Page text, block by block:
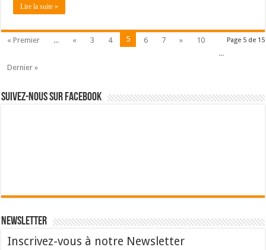
Lire la suite »
Page 5 de 15
« Premier ... « 3 4 5 6 7 »
10
...
Dernier »
Suivez-nous sur Facebook
Newsletter
Inscrivez-vous à notre Newsletter